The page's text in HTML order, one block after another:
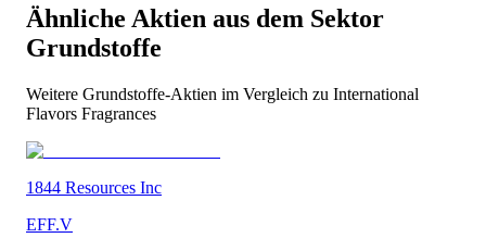
Ähnliche Aktien aus dem Sektor
Grundstoffe
Weitere Grundstoffe-Aktien im Vergleich zu International
Flavors Fragrances
1844 Resources Inc
EFF.V